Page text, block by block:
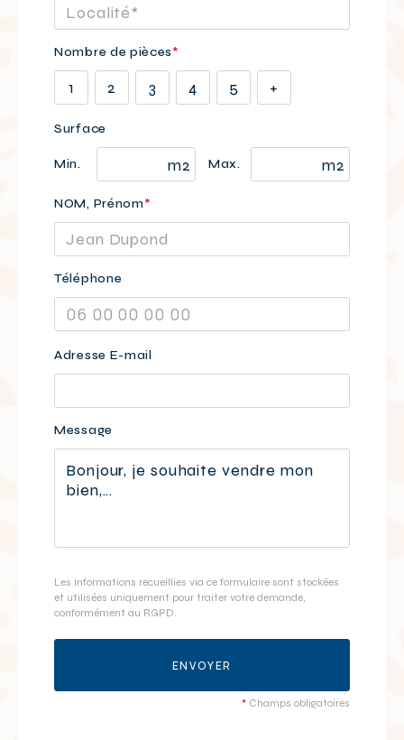
Nombre de pièces*
1 2 3 4 5 +
Surface
Min. m2 Max. m2
NOM, Prénom*
Téléphone
Veuillez
laisser
champ
vide.
Adresse E-mail
Message
Les informations recueillies via ce formulaire sont stockées
et utilisées uniquement pour traiter votre demande,
conformément au RGPD.
ENVOYER
* Champs obligatoires